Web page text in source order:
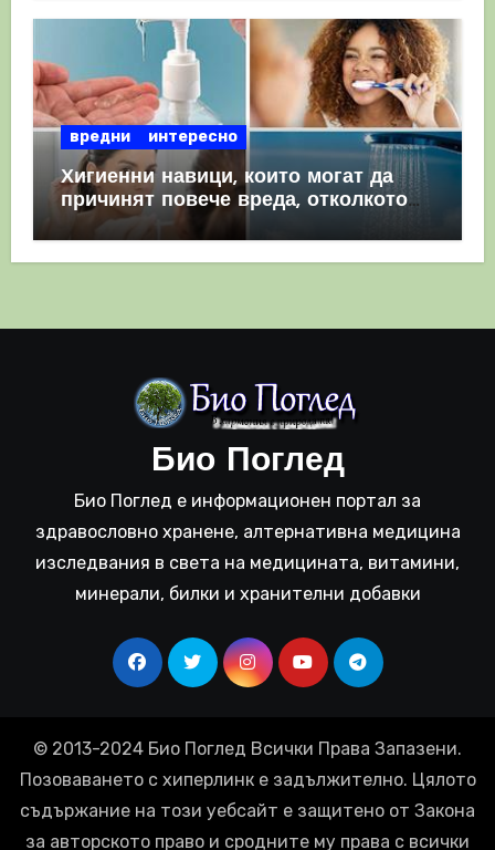
вредни интересно
Хигиенни навици, които могат да
причинят повече вреда, отколкото
полза
Био Поглед
Био Поглед е информационен портал за
здравословно хранене, алтернативна медицина
изследвания в света на медицината, витамини,
минерали, билки и хранителни добавки
© 2013-2024 Био Поглед Всички Права Запазени.
Позоваването с хиперлинк е задължително. Цялото
съдържание на този уебсайт е защитено от Закона
за авторското право и сродните му права с всички